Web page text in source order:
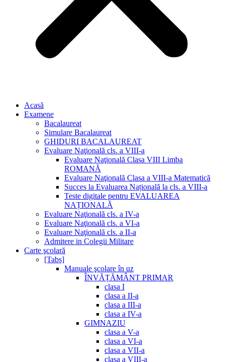
Acasă
Examene
Bacalaureat
Simulare Bacalaureat
GHIDURI BACALAUREAT
Evaluare Naţională cls. a VIII-a
Evaluare Naţională Clasa VIII Limba
ROMANĂ
Evaluare Naţională Clasa a VIII-a Matematică
Succes la Evaluarea Națională la cls. a VIII-a
Teste digitale pentru EVALUAREA
NAȚIONALĂ
Evaluare Naţională cls. a IV-a
Evaluare Naţională cls. a VI-a
Evaluare Naţională cls. a II-a
Admitere in Colegii Militare
Carte şcolară
[Tabs]
Manuale şcolare în uz
ÎNVĂȚĂMÂNT PRIMAR
clasa I
clasa a II-a
clasa a III-a
clasa a IV-a
GIMNAZIU
clasa a V-a
clasa a VI-a
clasa a VII-a
clasa a VIII-a